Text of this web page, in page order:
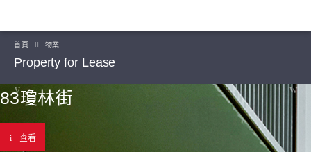
首頁 物業
Property for Lease
83瓊林街
查看